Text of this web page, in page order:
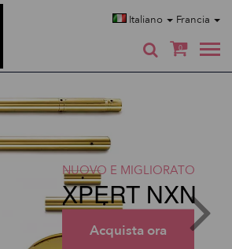
Italiano Francia
0
NUOVO E MIGLIORATO
XPERT NXN
Acquista ora